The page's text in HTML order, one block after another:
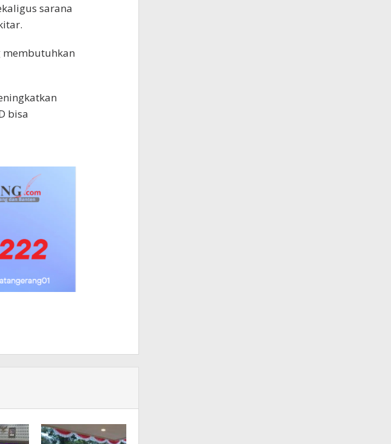
sarana
membutuhkan
bisa